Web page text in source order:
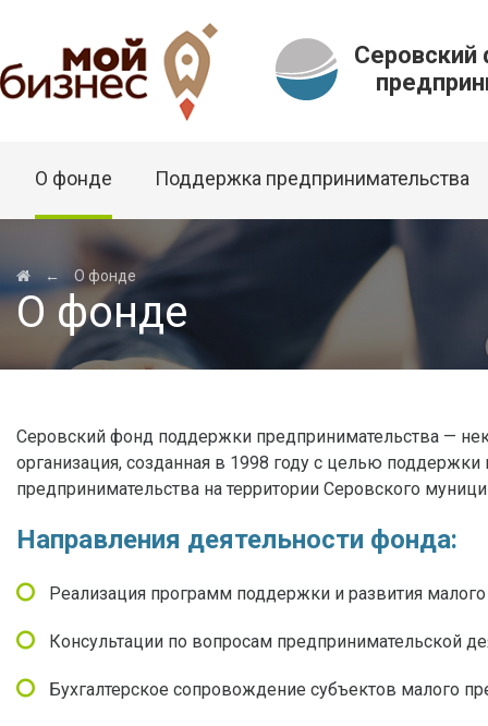
О фонде Поддержка предпринимательства
← О фонде
О фонде
Серовский фонд поддержки предпринимательства —
организация, созданная в 1998 году с целью поддержки
предпринимательства на территории Серовского
Направления деятельности фонда:
Реализация программ поддержки и развития
Консультации по вопросам предпринимательской
Бухгалтерское сопровождение субъектов малого